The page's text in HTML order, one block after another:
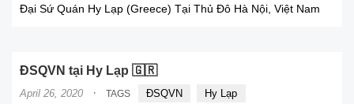
Đại Sứ Quán Hy Lạp (Greece) Tại Thủ Đô Hà Nội, Việt Nam
ĐSQVN tại Hy Lạp 🇬🇷
April 26, 2020 · TAGS ĐSQVN Hy Lạp